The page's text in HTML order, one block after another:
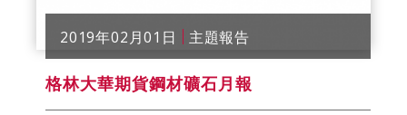
2019年02月01日 主題報告
格林大華期貨鋼材礦石月報